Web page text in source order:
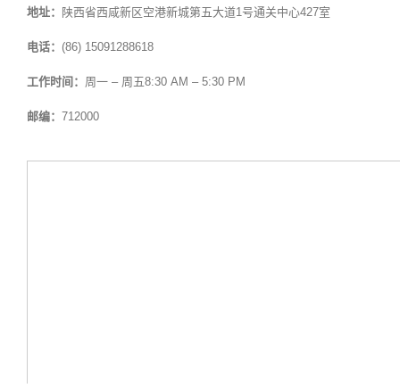
地址： 陕西省西咸新区空港新城第五大道1号通关中心427室
电话： (86) 15091288618
工作时间： 周一 – 周五8:30 AM – 5:30 PM
邮编： 712000